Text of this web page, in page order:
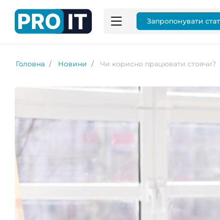
Запропонувати
Головна Новини Чи корисно працювати стоячи?